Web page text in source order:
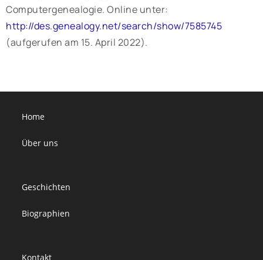
Computergenealogie. Online unter:
http://des.genealogy.net/search/show/7585745
(aufgerufen am 15. April 2022).
Home
Über uns
Geschichten
Biographien
Kontakt